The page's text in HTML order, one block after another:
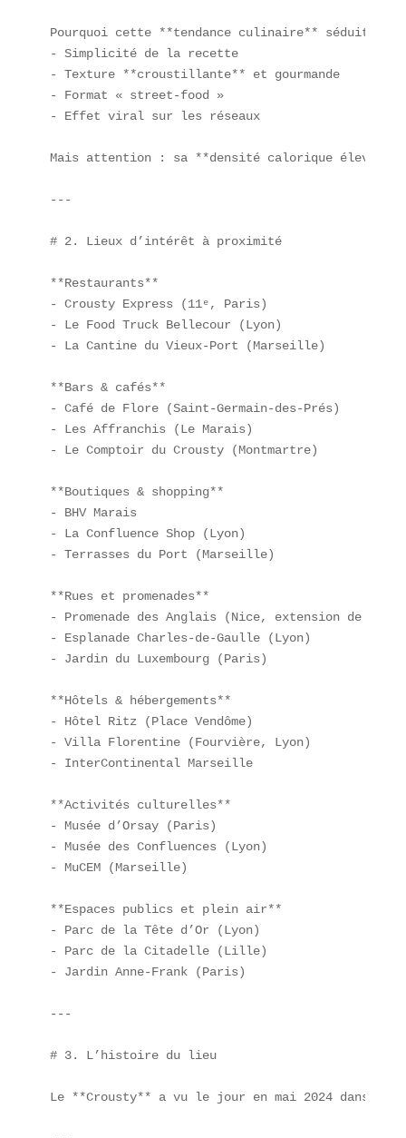
Pourquoi cette **tendance culinaire** séduit-
- Simplicité de la recette
- Texture **croustillante** et gourmande
- Format « street-food »
- Effet viral sur les réseaux
Mais attention : sa **densité calorique
---
# 2. Lieux d’intérêt à proximité
**Restaurants**
- Crousty Express (11ᵉ, Paris)
- Le Food Truck Bellecour (Lyon)
- La Cantine du Vieux-Port (Marseille)
**Bars & cafés**
- Café de Flore (Saint-Germain-des-Prés)
- Les Affranchis (Le Marais)
- Le Comptoir du Crousty (Montmartre)
**Boutiques & shopping**
- BHV Marais
- La Confluence Shop (Lyon)
- Terrasses du Port (Marseille)
**Rues et promenades**
- Promenade des Anglais (Nice, extension de la
- Esplanade Charles-de-Gaulle (Lyon)
- Jardin du Luxembourg (Paris)
**Hôtels & hébergements**
- Hôtel Ritz (Place Vendôme)
- Villa Florentine (Fourvière, Lyon)
- InterContinental Marseille
**Activités culturelles**
- Musée d’Orsay (Paris)
- Musée des Confluences (Lyon)
- MuCEM (Marseille)
**Espaces publics et plein air**
- Parc de la Tête d’Or (Lyon)
- Parc de la Citadelle (Lille)
- Jardin Anne-Frank (Paris)
---
# 3. L’histoire du lieu
Le **Crousty** a vu le jour en mai 2024 dans